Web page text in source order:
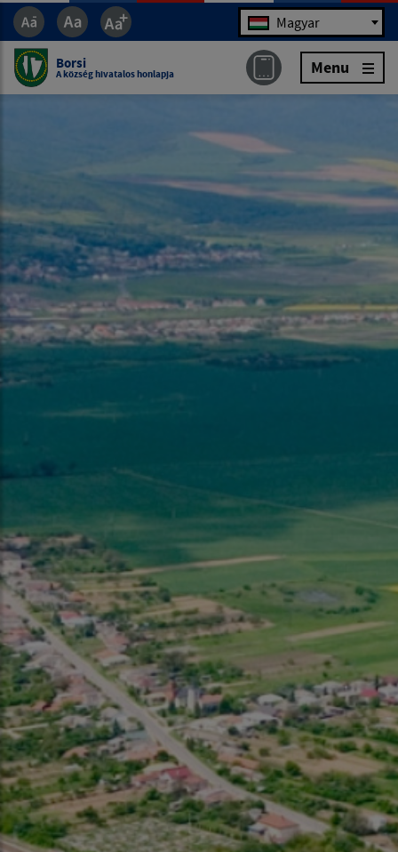
Jazyk Magyar
Borsi
A község hivatalos honlapja Menu